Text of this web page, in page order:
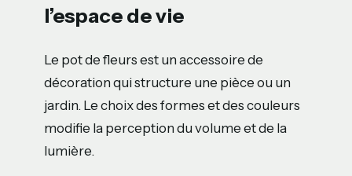
l’espace de vie
Le pot de fleurs est un accessoire de
décoration qui structure une pièce ou un
jardin. Le choix des formes et des couleurs
modifie la perception du volume et de la
lumière.